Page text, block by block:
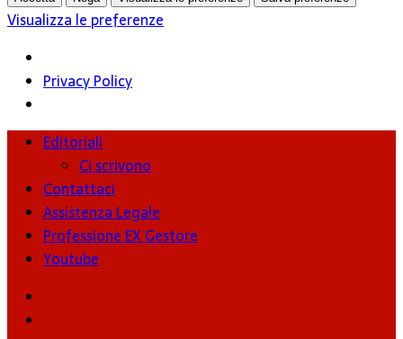
Visualizza le preferenze
Privacy Policy
Editoriali
Ci scrivono
Contattaci
Assistenza Legale
Professione EX Gestore
Youtube